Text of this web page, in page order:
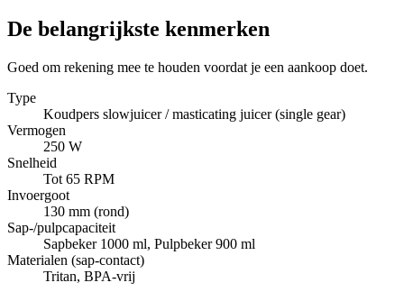
De belangrijkste kenmerken
Goed om rekening mee te houden voordat je een aankoop doet.
Type
Koudpers slowjuicer / masticating juicer (single gear)
Vermogen
250 W
Snelheid
Tot 65 RPM
Invoergoot
130 mm (rond)
Sap-/pulpcapaciteit
Sapbeker 1000 ml, Pulpbeker 900 ml
Materialen (sap-contact)
Tritan, BPA-vrij